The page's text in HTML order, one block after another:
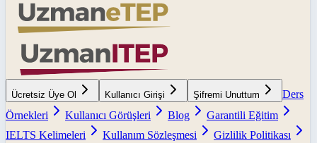
Ücretsiz Üye Ol Kullanıcı Girişi Şifremi Unuttum
Ders
Örnekleri
Kullanıcı Görüşleri Blog
Garantili Eğitim
IELTS Kelimeleri
Kullanım Sözleşmesi
Gizlilik Politikası